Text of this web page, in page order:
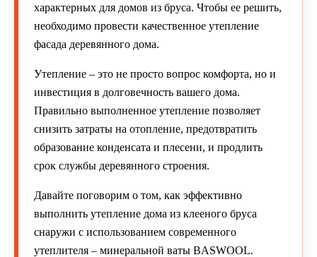
характерных для домов из бруса. Чтобы ее решить,
необходимо провести качественное утепление
фасада деревянного дома.
Утепление – это не просто вопрос комфорта, но и
инвестиция в долговечность вашего дома.
Правильно выполненное утепление позволяет
снизить затраты на отопление, предотвратить
образование конденсата и плесени, и продлить
срок службы деревянного строения.
Давайте поговорим о том, как эффективно
выполнить утепление дома из клееного бруса
снаружи с использованием современного
утеплителя – минеральной ваты BASWOOL.